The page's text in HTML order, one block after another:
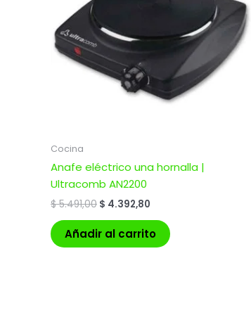
Cocina
Anafe eléctrico una hornalla |
Ultracomb AN2200
$5.491,00 $ 4.392,80
Añadir al carrito